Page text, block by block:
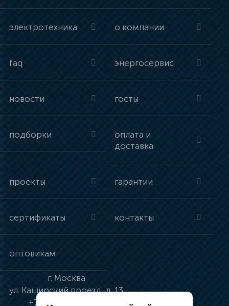
электротехника о компании
faq энергосервис
новости госты
подборки
оплата и
доставка
проекты гарантии
сертификаты контакты
оптовикам
г. Москва
ул. Каширский проезд, д. 13
+7 (495) 134-41-83